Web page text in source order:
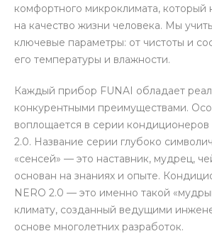
комфортного микроклимата, который
на качество жизни человека. Мы
ключевые параметры: от чистоты и
его температуры и влажности.
Каждый прибор FUNAI обладает
конкурентными преимуществами.
воплощается в серии кондиционеров
2.0. Название серии глубоко
«сенсей» — это наставник, мудрец,
основан на знаниях и опыте.
NERO 2.0 — это именно такой
климату, созданный ведущими
основе многолетних разработок.